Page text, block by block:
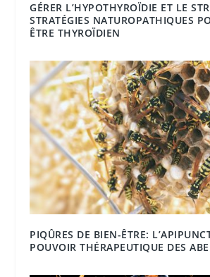
GÉRER L’HYPOTHYROÏDIE ET LE
STRATÉGIES NATUROPATHIQUES
ÊTRE THYROÏDIEN
PIQÛRES DE BIEN-ÊTRE:
POUVOIR THÉRAPEUTIQUE DES